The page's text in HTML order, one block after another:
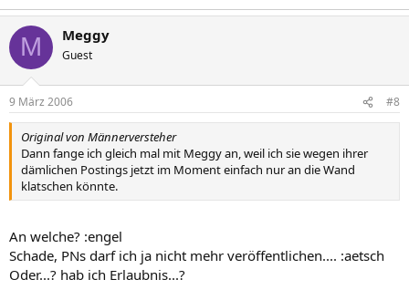
M Meggy
Guest
9 März 2006 #8
Original von Männerversteher
Dann fange ich gleich mal mit Meggy an, weil ich sie wegen ihrer
dämlichen Postings jetzt im Moment einfach nur an die Wand
klatschen könnte.
An welche? :engel
Schade, PNs darf ich ja nicht mehr veröffentlichen.... :aetsch
Oder...? hab ich Erlaubnis...?